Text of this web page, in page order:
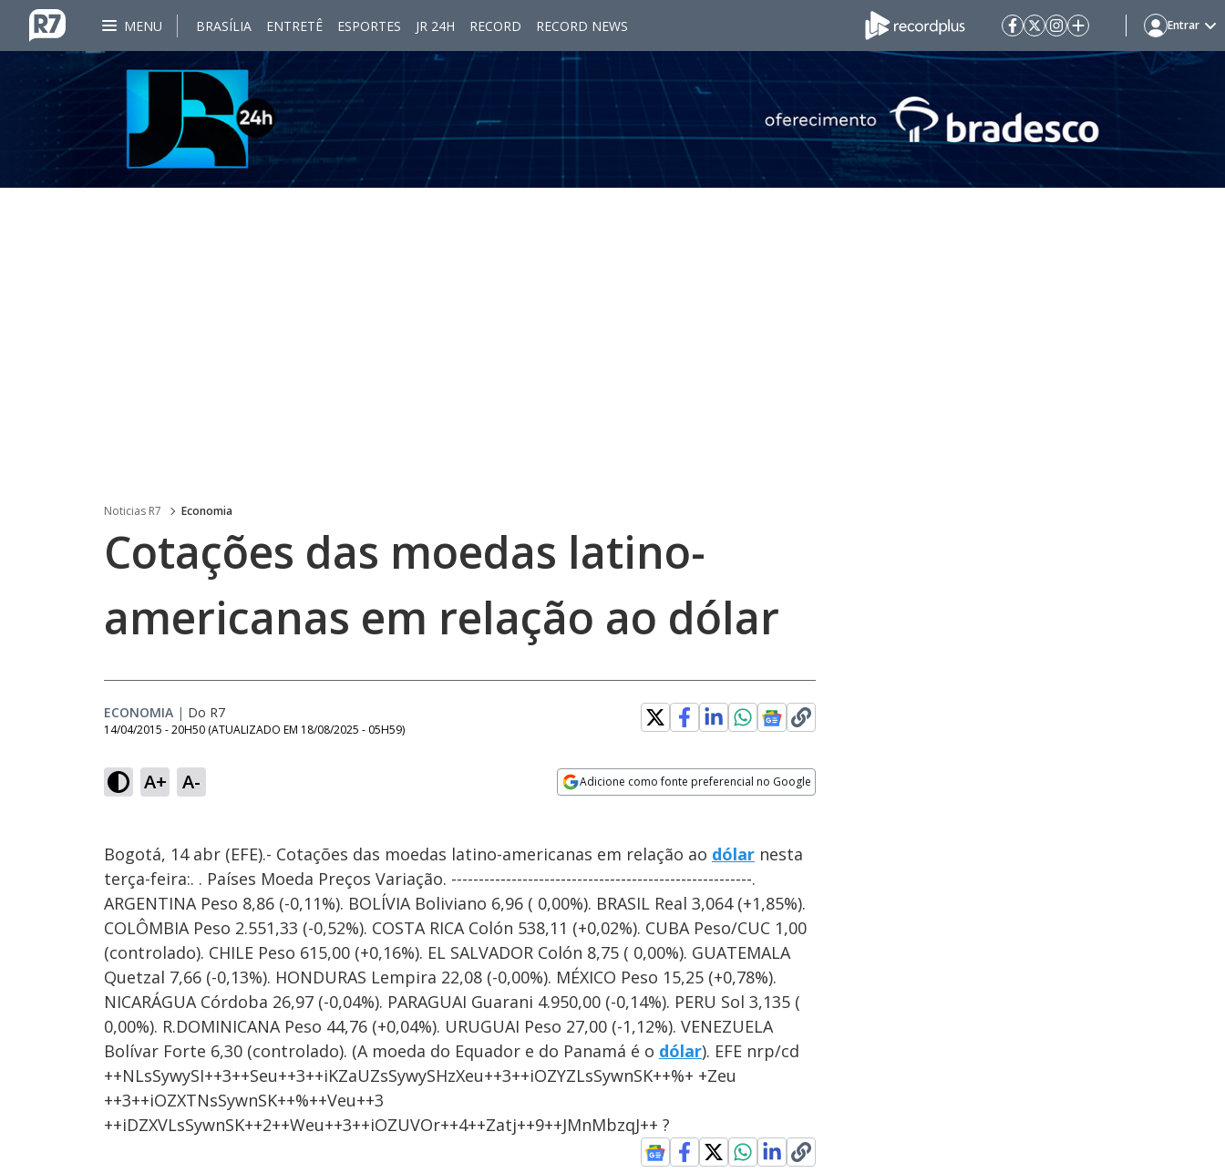
MENU BRASÍLIA ENTRETÊ ESPORTES JR 24H RECORD RECORD NEWS Entrar
Noticias R7 Economia
Cotações das moedas latino-
americanas em relação ao dólar
ECONOMIA | Do R7
14/04/2015 - 20H50 (ATUALIZADO EM 18/08/2025 - 05H59)
A+ A- Adicione como fonte preferencial no Google
Bogotá, 14 abr (EFE).- Cotações das moedas latino-americanas em relação ao dólar nesta
terça-feira:. . Países Moeda Preços Variação. -------------------------------------------------------.
ARGENTINA Peso 8,86 (-0,11%). BOLÍVIA Boliviano 6,96 ( 0,00%). BRASIL Real 3,064 (+1,85%).
COLÔMBIA Peso 2.551,33 (-0,52%). COSTA RICA Colón 538,11 (+0,02%). CUBA Peso/CUC 1,00
(controlado). CHILE Peso 615,00 (+0,16%). EL SALVADOR Colón 8,75 ( 0,00%). GUATEMALA
Quetzal 7,66 (-0,13%). HONDURAS Lempira 22,08 (-0,00%). MÉXICO Peso 15,25 (+0,78%).
NICARÁGUA Córdoba 26,97 (-0,04%). PARAGUAI Guarani 4.950,00 (-0,14%). PERU Sol 3,135 (
0,00%). R.DOMINICANA Peso 44,76 (+0,04%). URUGUAI Peso 27,00 (-1,12%). VENEZUELA
Bolívar Forte 6,30 (controlado). (A moeda do Equador e do Panamá é o dólar). EFE nrp/cd
++NLsSywySI++3++Seu++3++iKZaUZsSywySHzXeu++3++iOZYZLsSywnSK++%+ +Zeu
++3++iOZXTNsSywnSK++%++Veu++3
++iDZXVLsSywnSK++2++Weu++3++iOZUVOr++4++Zatj++9++JMnMbzqJ++ ?